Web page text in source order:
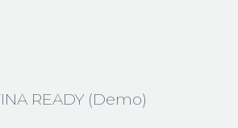
READY (Demo)